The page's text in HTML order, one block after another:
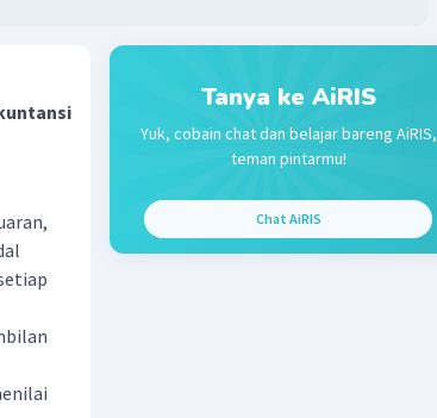
Tanya ke AiRIS
Yuk, cobain chat dan belajar bareng AiRIS,
teman pintarmu!
Chat AiRIS